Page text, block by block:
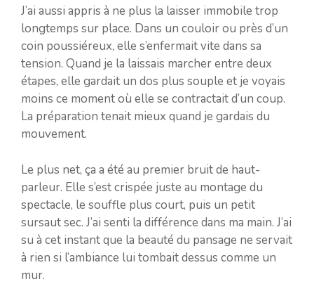
J’ai aussi appris à ne plus la laisser immobile trop
longtemps sur place. Dans un couloir ou près d’un
coin poussiéreux, elle s’enfermait vite dans sa
tension. Quand je la laissais marcher entre deux
étapes, elle gardait un dos plus souple et je voyais
moins ce moment où elle se contractait d’un coup.
La préparation tenait mieux quand je gardais du
mouvement.
Le plus net, ça a été au premier bruit de haut-
parleur. Elle s’est crispée juste au montage du
spectacle, le souffle plus court, puis un petit
sursaut sec. J’ai senti la différence dans ma main. J’ai
su à cet instant que la beauté du pansage ne servait
à rien si l’ambiance lui tombait dessus comme un
mur.